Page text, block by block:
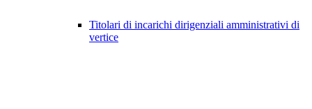
Titolari di incarichi dirigenziali amministrativi di
vertice